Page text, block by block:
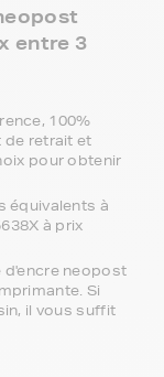
entre 3
100%
retrait et
pour obtenir
équivalents à
à prix
d'encre neopost
Si
il vous suffit